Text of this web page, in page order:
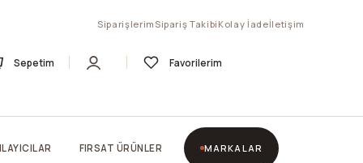
Siparişlerim Sipariş Takibi Kolay İadeİletişim
Sepetim Favorilerim
FIRSAT ÜRÜNLER MARKALAR